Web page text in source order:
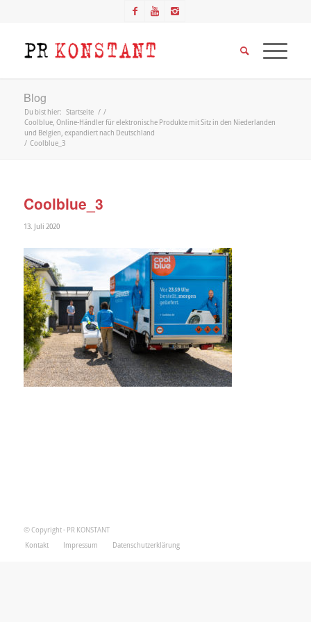
Blog
Du bist hier: Startseite / /
Coolblue, Online-Händler für elektronische Produkte mit Sitz in den Niederlanden
und Belgien, expandiert nach Deutschland
/ Coolblue_3
Coolblue_3
13. Juli 2020
© Copyright - PR KONSTANT
Kontakt
Impressum Datenschutzerklärung